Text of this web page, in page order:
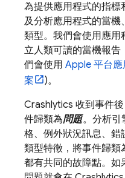
為提供應用程式的指標
及分析應用程式的當機
類型。我們會使用應用
立人類可讀的當機報告
們會使用 Apple 平台應
案
)。
Crashlytics 收到事件
件歸類為問題。分析引
格、例外狀況訊息、錯
類型特徵，將事件歸類
都有共同的故障點。如